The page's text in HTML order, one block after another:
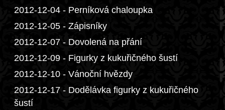
2012-12-04 - Perníková chaloupka
2012-12-05 - Zápisníky
2012-12-07 - Dovolená na přání
2012-12-09 - Figurky z kukuřičného šustí
2012-12-10 - Vánoční hvězdy
2012-12-17 - Dodělávka figurky z kukuřičného
šustí